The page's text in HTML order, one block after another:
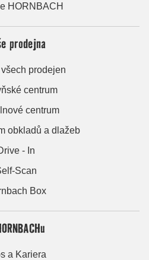
HORNBACH
prodejna
prodejen
centrum
centrum
obkladů a dlažeb
- In
Scan
Box
a Kariera